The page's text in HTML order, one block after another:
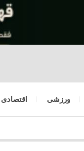
ورزشی اقتصادی